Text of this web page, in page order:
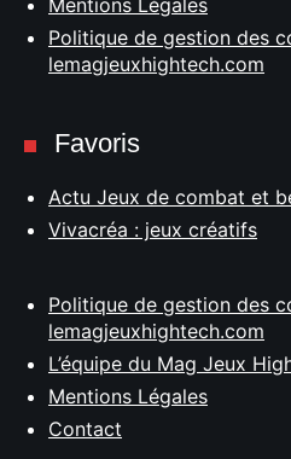
Mentions Légales
Politique de gestion des
lemagjeuxhightech.com
Favoris
Actu Jeux de combat et
Vivacréa : jeux créatifs
Politique de gestion des
lemagjeuxhightech.com
L’équipe du Mag Jeux
Mentions Légales
Contact